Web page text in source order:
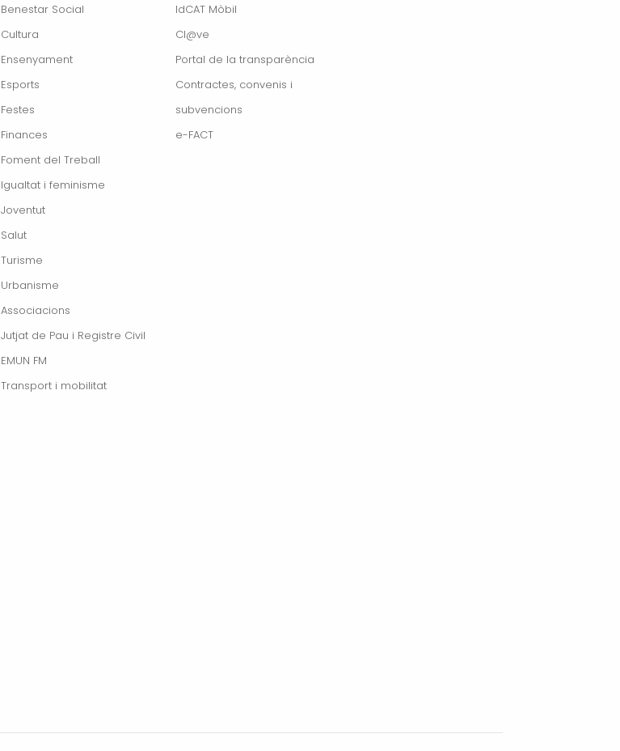
Benestar Social
Cultura
Ensenyament
Esports
Festes
Finances
Foment del Treball
Igualtat i feminisme
Joventut
Salut
Turisme
Urbanisme
Associacions
Jutjat de Pau i Registre Civil
EMUN FM
Transport i mobilitat
IdCAT Mòbil
Cl@ve
Portal de la transparència
Contractes, convenis i
subvencions
e-FACT